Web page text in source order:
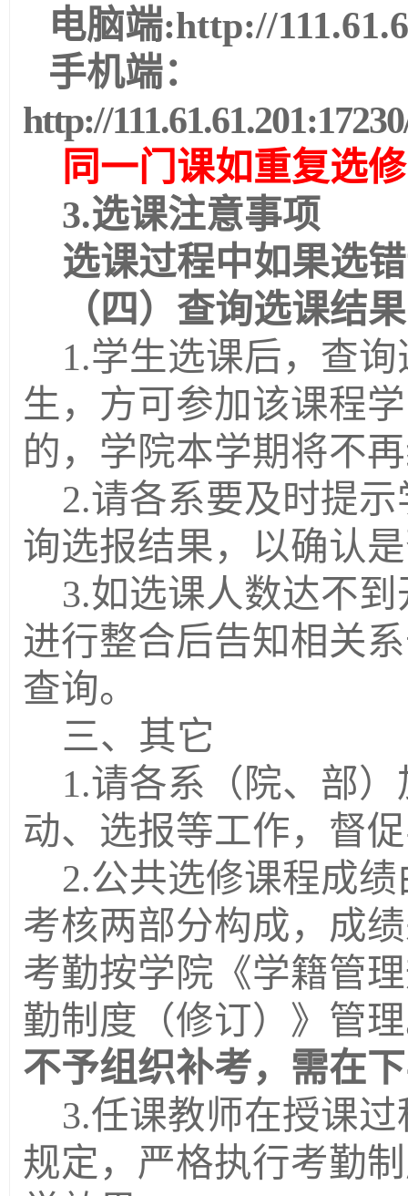
电脑端:http://
手机端：
http://
同一门课如重复选
3.选课注意事项
选课过程中如果选
（ 四 ）查询选课结果
1.学生选课后，查
生，方可参加该课程
的，学院本学期将不
2.请各系要及时提
询选报结果，以确认
3.如选课人数达不
进行整合后告知相关
查询。
三、其它
1.请各系（院、部
动、选报等工作，督
2.公共选修课程成
考核两部分构成，成
考勤按学院《学籍管
勤制度（修订）》管
不予组织补考，需在
3.任课教师在授课
规定，严格执行考勤